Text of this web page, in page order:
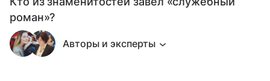
роман»?
Авторы и эксперты